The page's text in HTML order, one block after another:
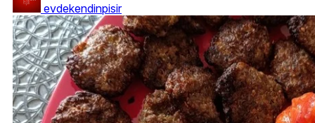
evdekendinpisir